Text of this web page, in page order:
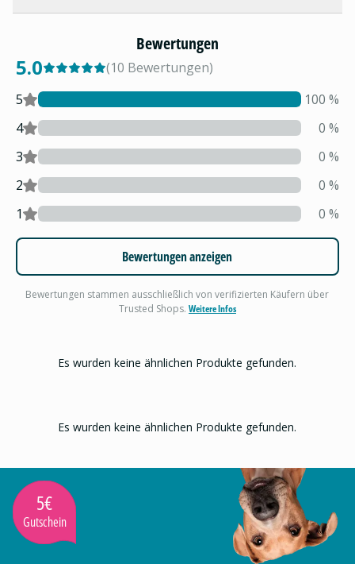
Bewertungen
5.0 (10 Bewertungen)
5
100 %
4
0 %
3
0 %
2
0 %
1
0 %
Bewertungen anzeigen
Bewertungen stammen ausschließlich von verifizierten Käufern über
Trusted Shops. Weitere Infos
Es wurden keine ähnlichen Produkte gefunden.
Es wurden keine ähnlichen Produkte gefunden.
5€
Gutschein